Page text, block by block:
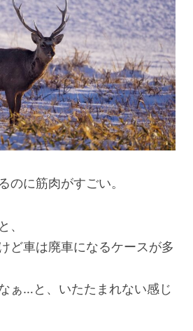
のに筋肉がすごい。
、
ど車は廃車になるケースが多
ぁ…と、いたたまれない感じ